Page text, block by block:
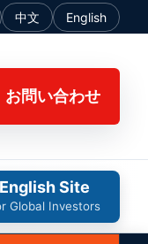
中文 English
お問い合わせ
English Site
Global Investors